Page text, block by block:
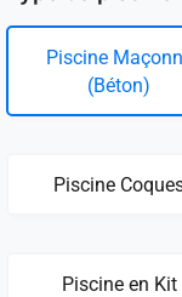
Piscine
(Béton)
Piscine
Piscine en Kit